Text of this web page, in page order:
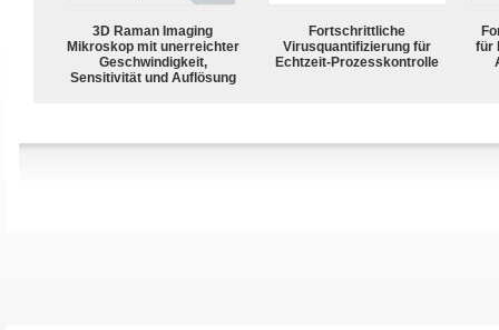
3D Raman Imaging
Mikroskop mit unerreichter
Geschwindigkeit,
Sensitivität und Auflösung
Fortschrittliche
Virusquantifizierung für
Echtzeit-Prozesskontrolle
für